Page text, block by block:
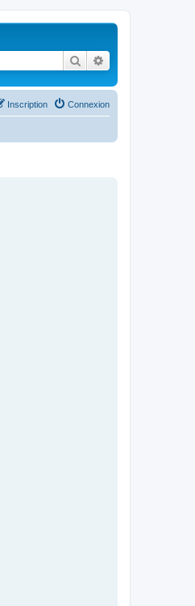
Rechercher
Connexion
Inscription